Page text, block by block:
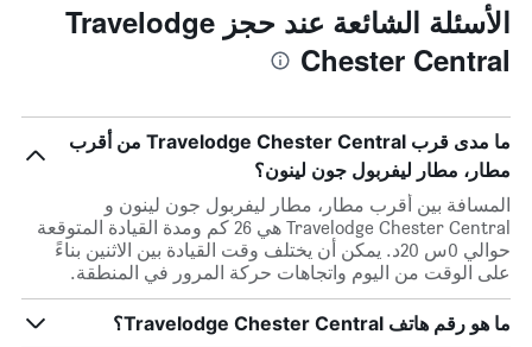
الأسئلة الشائعة عند حجز Travelodge
Chester Central
ما مدى قرب Travelodge Chester Central من أقرب
مطار، مطار ليفربول جون لينون؟
المسافة بين أقرب مطار، مطار ليفربول جون لينون و
Travelodge Chester Central هي 26 كم ومدة القيادة المتوقعة
حوالي 0س 20د. يمكن أن يختلف وقت القيادة بين الاثنين بناءً
على الوقت من اليوم واتجاهات حركة المرور في المنطقة.
ما هو رقم هاتف Travelodge Chester Central؟